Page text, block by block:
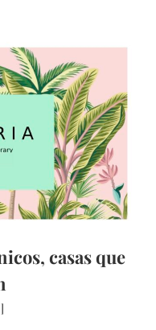
casas que